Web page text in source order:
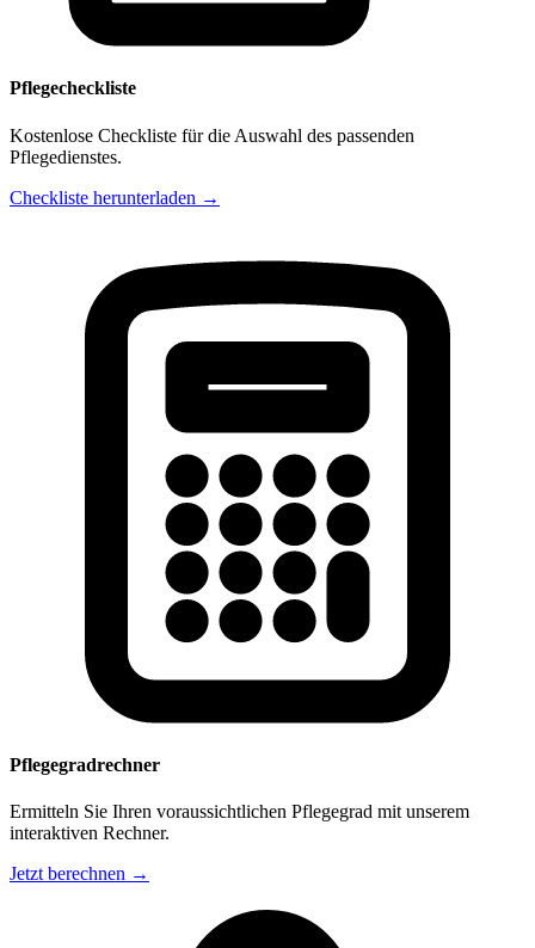
Pflegecheckliste
Kostenlose Checkliste für die Auswahl des passenden
Pflegedienstes.
Checkliste herunterladen →
Pflegegradrechner
Ermitteln Sie Ihren voraussichtlichen Pflegegrad mit unserem
interaktiven Rechner.
Jetzt berechnen →